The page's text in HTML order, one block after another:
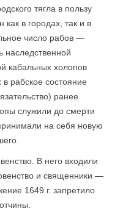
тягла в пользу
как в городах, так и в
число рабов —
кабальных холопов
рабское состояние
ранее
служили до смерти
на себя новую
В него входили
и священники —
1649 г. запретило